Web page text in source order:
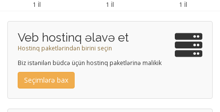
1 İl 1 İl 1 İl
Veb hostinq əlavə et
Hostinq paketlərindən birini seçin
Biz istənilən büdcə üçün hostinq paketlərinə malikik
Seçimlərə bax